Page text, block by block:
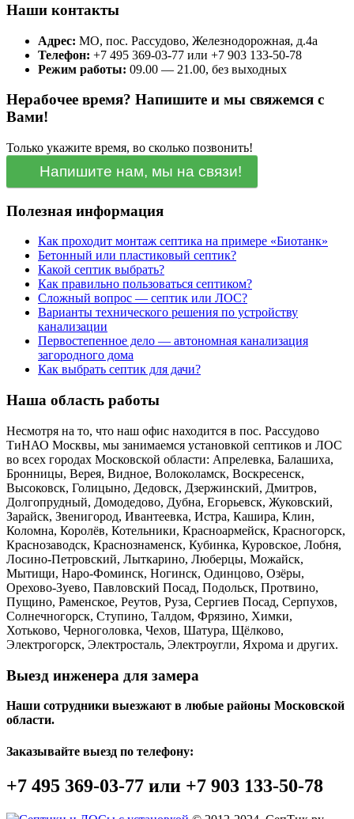
Наши контакты
Адрес: МО, пос. Рассудово, Железнодорожная, д.4а
Телефон: +7 495 369-03-77 или +7 903 133-50-78
Режим работы: 09.00 — 21.00, без выходных
Нерабочее время? Напишите и мы свяжемся с
Вами!
Только укажите время, во сколько позвонить!
Напишите нам, мы на связи!
Полезная информация
Как проходит монтаж септика на примере «Биотанк»
Бетонный или пластиковый септик?
Какой септик выбрать?
Как правильно пользоваться септиком?
Сложный вопрос — септик или ЛОС?
Варианты технического решения по устройству
канализации
Первостепенное дело — автономная канализация
загородного дома
Как выбрать септик для дачи?
Наша область работы
Несмотря на то, что наш офис находится в пос. Рассудово
ТиНАО Москвы, мы занимаемся установкой септиков и ЛОС
во всех городах Московской области: Апрелевка, Балашиха,
Бронницы, Верея, Видное, Волоколамск, Воскресенск,
Высоковск, Голицыно, Дедовск, Дзержинский, Дмитров,
Долгопрудный, Домодедово, Дубна, Егорьевск, Жуковский,
Зарайск, Звенигород, Ивантеевка, Истра, Кашира, Клин,
Коломна, Королёв, Котельники, Красноармейск, Красногорск,
Краснозаводск, Краснознаменск, Кубинка, Куровское, Лобня,
Лосино-Петровский, Лыткарино, Люберцы, Можайск,
Мытищи, Наро-Фоминск, Ногинск, Одинцово, Озёры,
Орехово-Зуево, Павловский Посад, Подольск, Протвино,
Пущино, Раменское, Реутов, Руза, Сергиев Посад, Серпухов,
Солнечногорск, Ступино, Талдом, Фрязино, Химки,
Хотьково, Черноголовка, Чехов, Шатура, Щёлково,
Электрогорск, Электросталь, Электроугли, Яхрома и других.
Выезд инженера для замера
Наши сотрудники выезжают в любые районы Московской
области.
Заказывайте выезд по телефону:
+7 495 369-03-77 или +7 903 133-50-78